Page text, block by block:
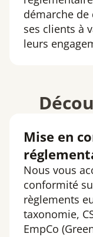
démarche de
ses clients à
leurs
Mise en
Nous vous
conformité
règlements
taxonomie,
EmpCo